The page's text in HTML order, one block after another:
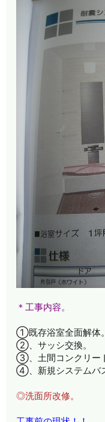
＊工事内容。
①既存浴室全面解体。
②、サッシ交換。
③、土間コンクリー
④、新規システムバ
◎洗面所改修。